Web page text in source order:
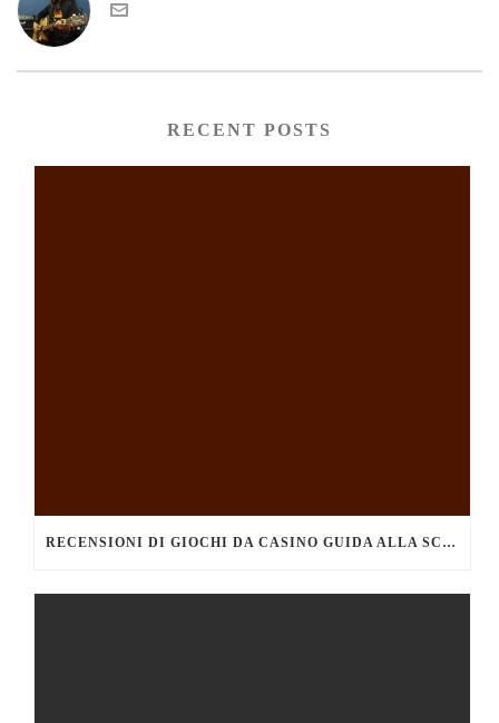
RECENT POSTS
RECENSIONI DI GIOCHI DA CASINO GUIDA ALLA SCELTA DEI MIGLIORI TITOLI DA PROVARE